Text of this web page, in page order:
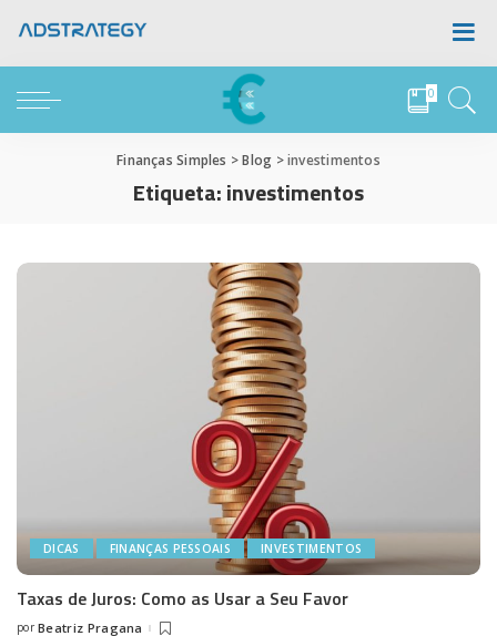
0
Finanças Simples >Blog >investimentos
Etiqueta:investimentos
DICAS FINANÇAS PESSOAIS INVESTIMENTOS
Taxas de Juros: Como as Usar a Seu Favor
Posted
por Beatriz Pragana